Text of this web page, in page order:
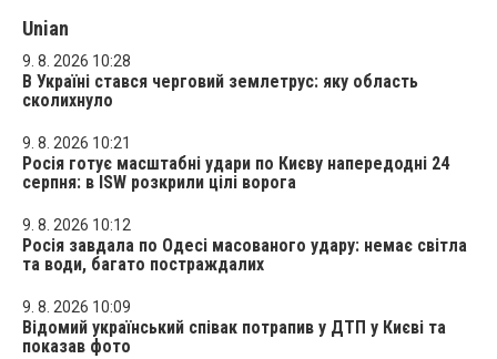
Unian
9. 8. 2026 10:28
В Україні стався черговий землетрус: яку область
сколихнуло
9. 8. 2026 10:21
Росія готує масштабні удари по Києву напередодні 24
серпня: в ISW розкрили цілі ворога
9. 8. 2026 10:12
Росія завдала по Одесі масованого удару: немає світла
та води, багато постраждалих
9. 8. 2026 10:09
Відомий український співак потрапив у ДТП у Києві та
показав фото